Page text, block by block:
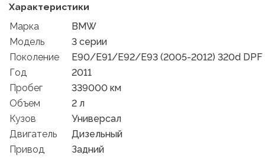
Характеристики
Марка
BMW
Модель
3 серии
Поколение
E90/E91/E92/E93 (2005-2012) 320d DPF
Год
2011
Пробег
339000 км
Объем
2 л
Кузов
Универсал
Двигатель
Дизельный
Привод
Задний